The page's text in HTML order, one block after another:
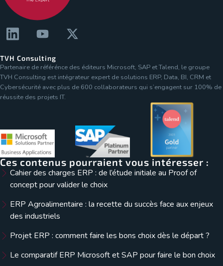
TVH Consulting
Partenaire de référénce des éditeurs Microsoft, SAP et Talend, le groupe
TVH Consulting est intégrateur expert de solutions ERP, Data, BI, CRM et
Cybersécurité avec plus de 600 collaborateurs qui s’engagent sur 100% de
réussite des projets IT.
Ces contenus pourraient vous intéresser :
Cahier des charges ERP : de l’étude initiale au Proof of
concept pour valider le choix
ERP Agroalimentaire : la recette du succès face aux enjeux
des industriels
Projet ERP : comment faire les bons choix dès le départ ?
Le comparatif ERP Microsoft et SAP pour faire le bon choix